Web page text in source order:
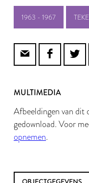
1963 - 1967
MULTIMEDIA
Afbeeldingen van dit
gedownload. Voor
opnemen.